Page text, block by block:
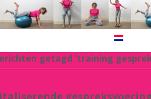
getagd ‘training